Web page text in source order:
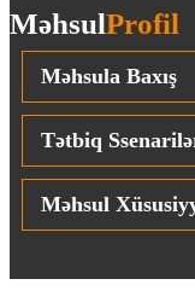
MəhsulProfil
Məhsula Baxış
Tətbiq
Məhsul